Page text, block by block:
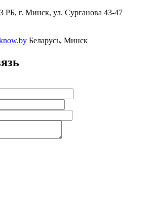
РБ, г. Минск, ул. Сурганова 43-47
Беларусь, Минск